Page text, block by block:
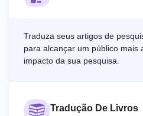
Traduza seus artigos de
para alcançar um público mais
impacto da sua pesquisa.
Tradução De Livros